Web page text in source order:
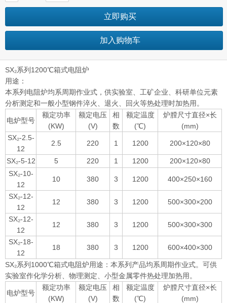
立即购买
加入购物车
SX₂系列1200℃箱式电阻炉
用途：
本系列电阻炉均系周期作业式，供实验室、工矿企业、科研单位元素
分析测定和一般小型钢件淬火、退火、回火等热处理时加热用。
电炉型号
额定功率
(KW)
额定电压
(V)
相
数
额定温度
(℃)
炉膛尺寸直径×长
(mm)
SX₂-2.5-
12
2.5 220 1 1200 200×120×80
SX₂-5-12 5 220 1 1200
200×120×80
SX₂-10-
12
10 380 3 1200 400×250×160
SX₂-12-
12
12 380 3 1200 500×300×200
SX₂-12-
12
12 380 3 1200 500×300×300
SX₂-18-
12
18 380 3 1200 600×400×300
SX₂系列1000℃箱式电阻炉用途：本系列产品均系周期作业式。可供
实验室作化学分析、物理测定、小型金属零件热处理加热用。
电炉型号
额定功率
(KW)
额定电压
(V)
相
数
额定温度
(℃)
炉膛尺寸直径×长
(mm)